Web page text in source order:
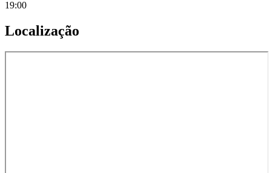
19:00
Localização